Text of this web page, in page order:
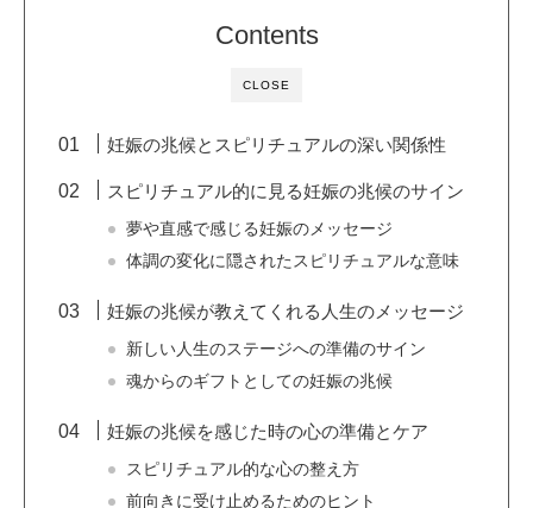
CLOSE
Contents
妊娠の兆候とスピリチュアルの深い関係性
スピリチュアル的に見る妊娠の兆候のサイン
夢や直感で感じる妊娠のメッセージ
体調の変化に隠されたスピリチュアルな意味
妊娠の兆候が教えてくれる人生のメッセージ
新しい人生のステージへの準備のサイン
魂からのギフトとしての妊娠の兆候
妊娠の兆候を感じた時の心の準備とケア
スピリチュアル的な心の整え方
前向きに受け止めるためのヒント